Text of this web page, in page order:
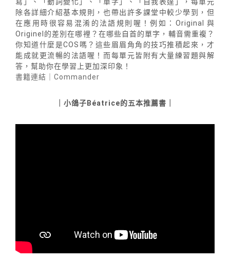
除各詳細介紹基本規則，也帶出許多課堂中較少學到，但
在應用時很容易混淆的法語規則喔！例如：Original 與
Originel的差別在哪裡？在哪些自首的單字，輔音需重複？
你知道什麼是COS嗎？這些眉眉角角的技巧推積起來，才
能成就更流暢的法語喔！而每單元皆附有大量練習題與解
答，幫助你在學習上更加深印象！
書籍連結｜Commander
｜小鴿子Béatrice的五本推薦書｜